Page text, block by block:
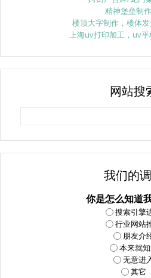
精神堡垒制作
楼顶大字制作，楼体
上海uv打印加工，uv
网站搜
我们的
你是怎么知道
搜索引擎
行业网站
朋友介
本来就
无意进
其它